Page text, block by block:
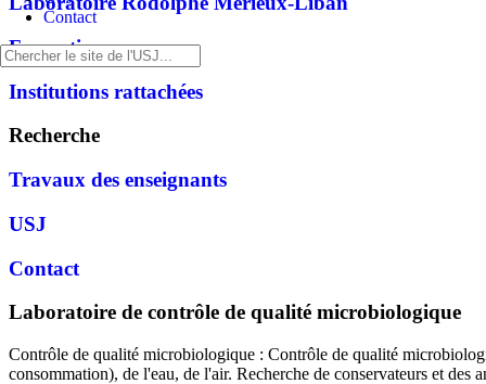
Contact
Formations
Institutions rattachées
Recherche
Travaux des enseignants
USJ
Contact
Laboratoire de contrôle de qualité microbiologique
Contrôle de qualité microbiologique : Contrôle de qualité
consommation), de l'eau, de l'air. Recherche de conservateurs et des